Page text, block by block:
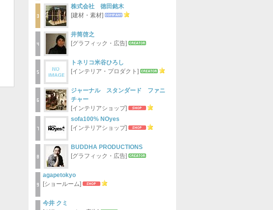
株式会社 徳田銘木
[建材・素材]
井筒啓之
[グラフィック・広告]
トネリコ米谷ひろし
[インテリア・プロダクト]
ジャーナル スタンダード ファニ
チャー
[インテリアショップ]
sofa100% NOyes
[インテリアショップ]
BUDDHA PRODUCTIONS
[グラフィック・広告]
agapetokyo
[ショールーム]
今井 クミ